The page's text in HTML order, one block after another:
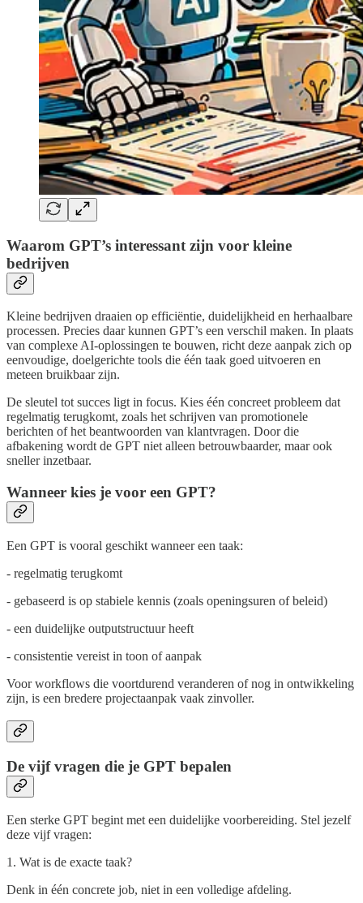
Waarom GPT’s interessant zijn voor kleine
bedrijven
Kleine bedrijven draaien op efficiëntie, duidelijkheid en herhaalbare
processen. Precies daar kunnen GPT’s een verschil maken. In plaats
van complexe AI-oplossingen te bouwen, richt deze aanpak zich op
eenvoudige, doelgerichte tools die één taak goed uitvoeren en
meteen bruikbaar zijn.
De sleutel tot succes ligt in focus. Kies één concreet probleem dat
regelmatig terugkomt, zoals het schrijven van promotionele
berichten of het beantwoorden van klantvragen. Door die
afbakening wordt de GPT niet alleen betrouwbaarder, maar ook
sneller inzetbaar.
Wanneer kies je voor een GPT?
Een GPT is vooral geschikt wanneer een taak:
- regelmatig terugkomt
- gebaseerd is op stabiele kennis (zoals openingsuren of beleid)
- een duidelijke outputstructuur heeft
- consistentie vereist in toon of aanpak
Voor workflows die voortdurend veranderen of nog in ontwikkeling
zijn, is een bredere projectaanpak vaak zinvoller.
De vijf vragen die je GPT bepalen
Een sterke GPT begint met een duidelijke voorbereiding. Stel jezelf
deze vijf vragen:
1. Wat is de exacte taak?
Denk in één concrete job, niet in een volledige afdeling.